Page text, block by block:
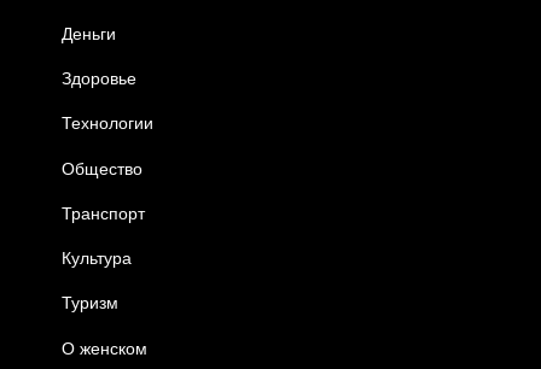
Деньги
Здоровье
Технологии
Общество
Транспорт
Культура
Туризм
О женском